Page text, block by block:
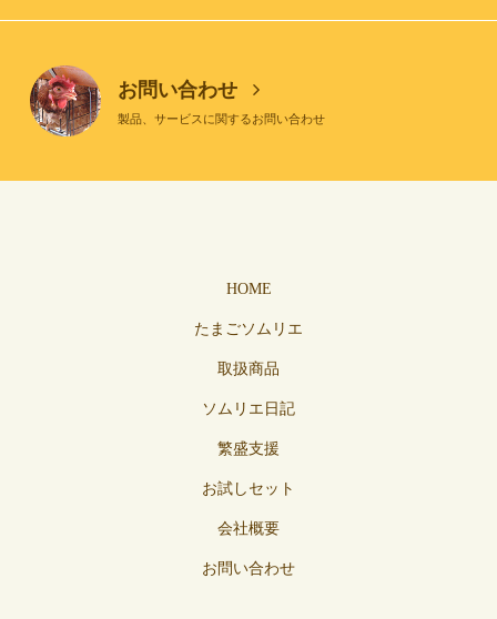
お問い合わせ
製品、サービスに関するお問い合わせ
HOME
たまごソムリエ
取扱商品
ソムリエ日記
繁盛支援
お試しセット
会社概要
お問い合わせ